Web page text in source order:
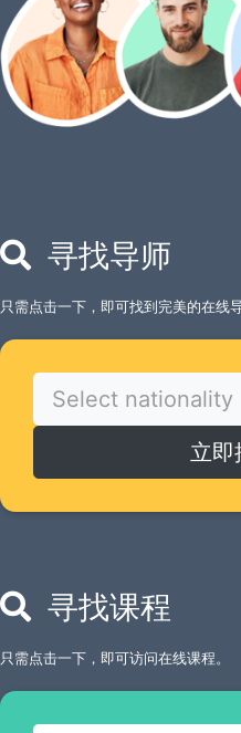
寻找导师
只需点击一下，即可找到完美的在线导
Select nationality
立即
寻找课程
只需点击一下，即可访问在线课程。